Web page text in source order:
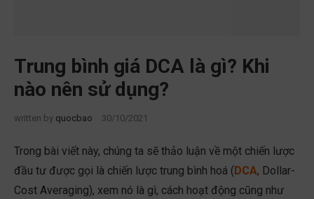
Trung bình giá DCA là gì? Khi
nào nên sử dụng?
written by quocbao 30/10/2021
Trong bài viết này, chúng ta sẽ thảo luận về một chiến lược
đầu tư được gọi là chiến lược trung bình hoá (DCA, Dollar-
Cost Averaging), xem nó là gì, cách hoạt động cũng như